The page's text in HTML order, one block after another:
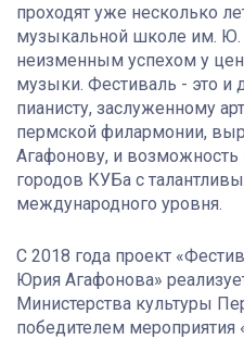
проходят уже несколько
музыкальной школе им. Ю.
неизменным успехом у
музыки. Фестиваль - это и
пианисту, заслуженному
пермской филармонии,
Агафонову, и возможность
городов КУБа с
международного уровня.
С 2018 года проект
Юрия Агафонова»
Министерства культуры
победителем мероприятия